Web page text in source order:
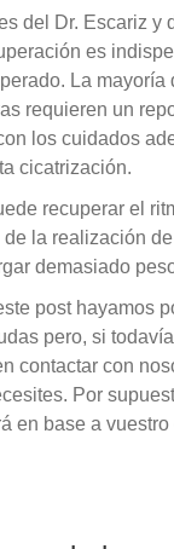
del Dr. Escariz y
es
La mayoría
requieren un
los cuidados
cicatrización.
recuperar el
la realización
demasiado
post hayamos
pero, si
contactar con
Por
en base a vuestro